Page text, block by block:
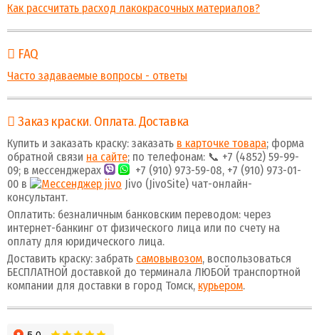
Как рассчитать расход лакокрасочных материалов?
FAQ
Часто задаваемые вопросы - ответы
Заказ краски. Оплата. Доставка
Купить и заказать краску: заказать в карточке товара; форма
обратной связи на сайте; по телефонам: 📞 +7 (4852) 59-99-
09; в мессенджерах
+7 (910) 973-59-08, +7 (910) 973-01-
00 в
Jivo (JivoSite) чат-онлайн-
консультант.
Оплатить: безналичным банковским переводом: через
интернет-банкинг от физического лица или по счету на
оплату для юридического лица.
Доставить краску: забрать самовывозом, воспользоваться
БЕСПЛАТНОЙ доставкой до терминала ЛЮБОЙ транспортной
компании для доставки в город Томск, курьером.